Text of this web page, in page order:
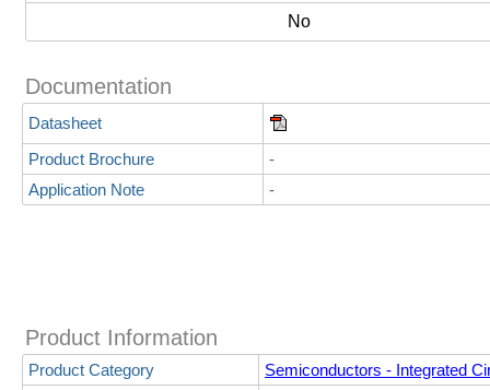
No
Documentation
Datasheet
Product Brochure
-
Application Note
-
Product Information
Product Category
Semiconductors - Integrated